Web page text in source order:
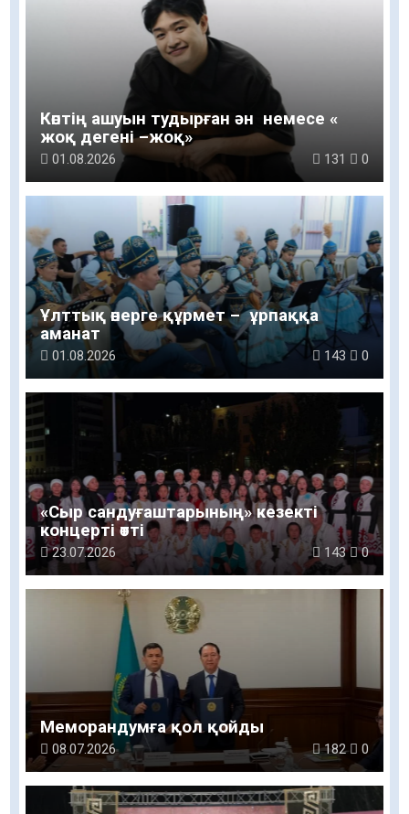
Көптің ашуын тудырған ән немесе «
жоқ дегені –жоқ»
01.08.2026 131 0
Ұлттық өнерге құрмет – ұрпаққа
аманат
01.08.2026 143 0
«Сыр сандуғаштарының» кезекті
концерті өтті
23.07.2026 143 0
Меморандумға қол қойды
08.07.2026 182 0